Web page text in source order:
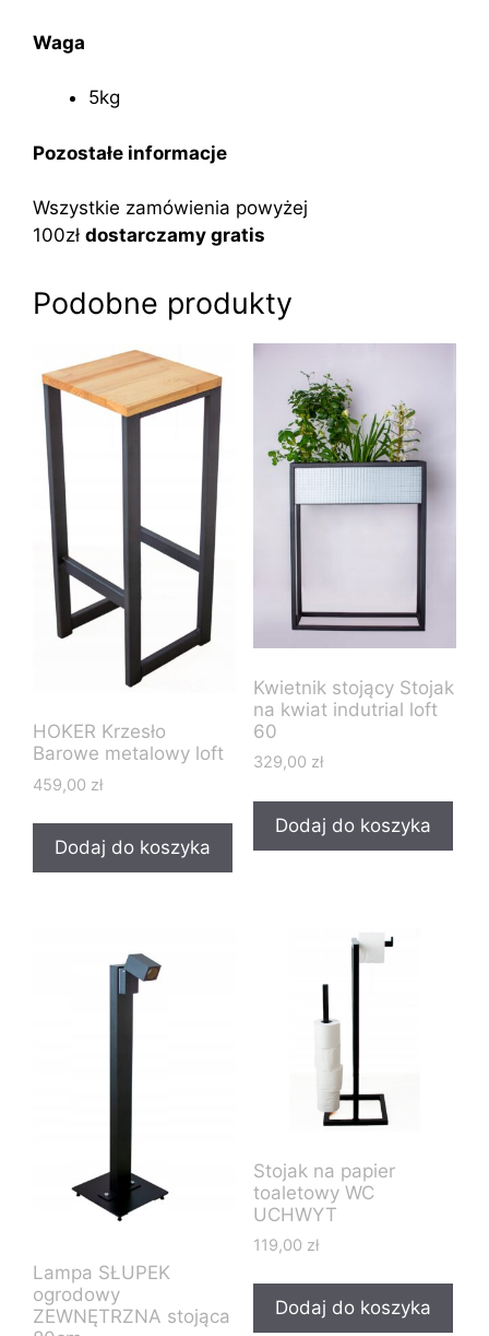
Waga
5kg
Pozostałe informacje
Wszystkie zamówienia powyżej
100zł dostarczamy gratis
Podobne produkty
HOKER Krzesło
Barowe metalowy loft
459,00 zł
Dodaj do koszyka
Kwietnik stojący Stojak
na kwiat indutrial loft
60
329,00 zł
Dodaj do koszyka
Lampa SŁUPEK
ogrodowy
ZEWNĘTRZNA stojąca
Stojak na papier
toaletowy WC
UCHWYT
119,00 zł
Dodaj do koszyka